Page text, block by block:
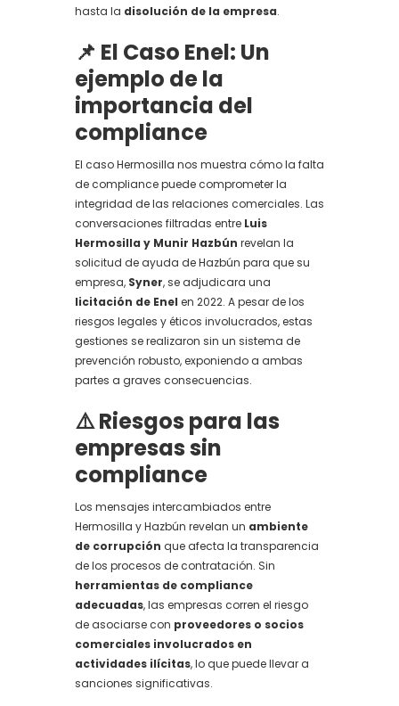
hasta la disolución de la empresa.
📌 El Caso Enel: Un
ejemplo de la
importancia del
compliance
El caso Hermosilla nos muestra cómo la falta
de compliance puede comprometer la
integridad de las relaciones comerciales. Las
conversaciones filtradas entre Luis
Hermosilla y Munir Hazbún revelan la
solicitud de ayuda de Hazbún para que su
empresa, Syner, se adjudicara una
licitación de Enel en 2022. A pesar de los
riesgos legales y éticos involucrados, estas
gestiones se realizaron sin un sistema de
prevención robusto, exponiendo a ambas
partes a graves consecuencias.
⚠️ Riesgos para las
empresas sin
compliance
Los mensajes intercambiados entre
Hermosilla y Hazbún revelan un ambiente
de corrupción que afecta la transparencia
de los procesos de contratación. Sin
herramientas de compliance
adecuadas, las empresas corren el riesgo
de asociarse con proveedores o socios
comerciales involucrados en
actividades ilícitas, lo que puede llevar a
sanciones significativas.